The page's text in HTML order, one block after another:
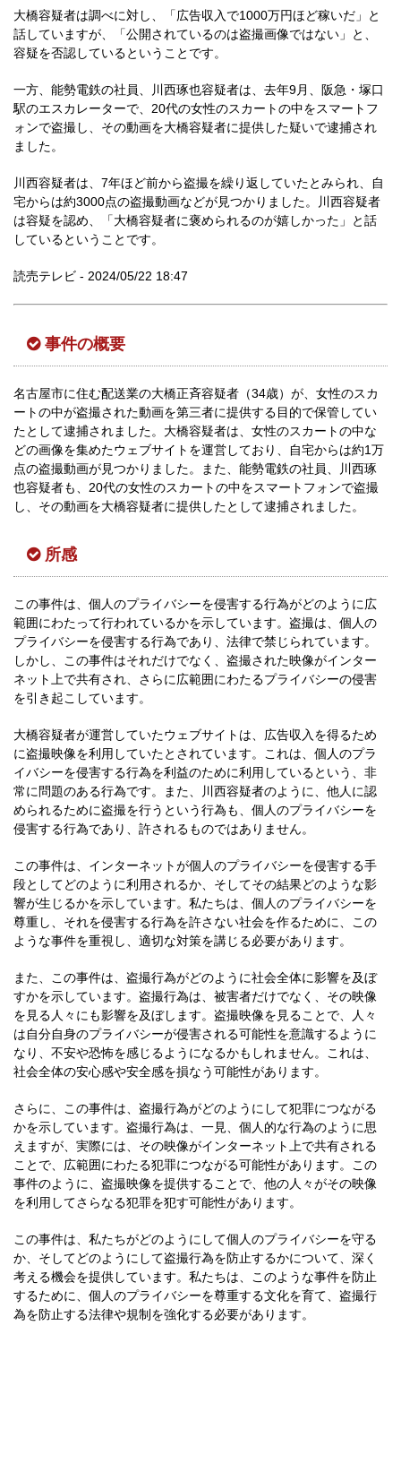
大橋容疑者は調べに対し、「広告収入で1000万円ほど稼いだ」と
話していますが、「公開されているのは盗撮画像ではない」と、
容疑を否認しているということです。
一方、能勢電鉄の社員、川西琢也容疑者は、去年9月、阪急・塚口
駅のエスカレーターで、20代の女性のスカートの中をスマートフ
ォンで盗撮し、その動画を大橋容疑者に提供した疑いで逮捕され
ました。
川西容疑者は、7年ほど前から盗撮を繰り返していたとみられ、自
宅からは約3000点の盗撮動画などが見つかりました。川西容疑者
は容疑を認め、「大橋容疑者に褒められるのが嬉しかった」と話
しているということです。
読売テレビ - 2024/05/22 18:47
事件の概要
名古屋市に住む配送業の大橋正斉容疑者（34歳）が、女性のスカ
ートの中が盗撮された動画を第三者に提供する目的で保管してい
たとして逮捕されました。大橋容疑者は、女性のスカートの中な
どの画像を集めたウェブサイトを運営しており、自宅からは約1万
点の盗撮動画が見つかりました。また、能勢電鉄の社員、川西琢
也容疑者も、20代の女性のスカートの中をスマートフォンで盗撮
し、その動画を大橋容疑者に提供したとして逮捕されました。
所感
この事件は、個人のプライバシーを侵害する行為がどのように広
範囲にわたって行われているかを示しています。盗撮は、個人の
プライバシーを侵害する行為であり、法律で禁じられています。
しかし、この事件はそれだけでなく、盗撮された映像がインター
ネット上で共有され、さらに広範囲にわたるプライバシーの侵害
を引き起こしています。
大橋容疑者が運営していたウェブサイトは、広告収入を得るため
に盗撮映像を利用していたとされています。これは、個人のプラ
イバシーを侵害する行為を利益のために利用しているという、非
常に問題のある行為です。また、川西容疑者のように、他人に認
められるために盗撮を行うという行為も、個人のプライバシーを
侵害する行為であり、許されるものではありません。
この事件は、インターネットが個人のプライバシーを侵害する手
段としてどのように利用されるか、そしてその結果どのような影
響が生じるかを示しています。私たちは、個人のプライバシーを
尊重し、それを侵害する行為を許さない社会を作るために、この
ような事件を重視し、適切な対策を講じる必要があります。
また、この事件は、盗撮行為がどのように社会全体に影響を及ぼ
すかを示しています。盗撮行為は、被害者だけでなく、その映像
を見る人々にも影響を及ぼします。盗撮映像を見ることで、人々
は自分自身のプライバシーが侵害される可能性を意識するように
なり、不安や恐怖を感じるようになるかもしれません。これは、
社会全体の安心感や安全感を損なう可能性があります。
さらに、この事件は、盗撮行為がどのようにして犯罪につながる
かを示しています。盗撮行為は、一見、個人的な行為のように思
えますが、実際には、その映像がインターネット上で共有される
ことで、広範囲にわたる犯罪につながる可能性があります。この
事件のように、盗撮映像を提供することで、他の人々がその映像
を利用してさらなる犯罪を犯す可能性があります。
この事件は、私たちがどのようにして個人のプライバシーを守る
か、そしてどのようにして盗撮行為を防止するかについて、深く
考える機会を提供しています。私たちは、このような事件を防止
するために、個人のプライバシーを尊重する文化を育て、盗撮行
為を防止する法律や規制を強化する必要があります。